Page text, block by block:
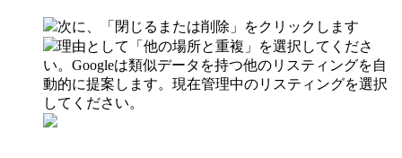
次に、「閉じるまたは削除」をクリックします
理由として「他の場所と重複」を選択してくださ
い。Googleは類似データを持つ他のリスティングを自
動的に提案します。現在管理中のリスティングを選択
してください。